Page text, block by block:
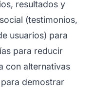
resultados y
(testimonios,
usuarios) para
para reducir
con alternativas
demostrar